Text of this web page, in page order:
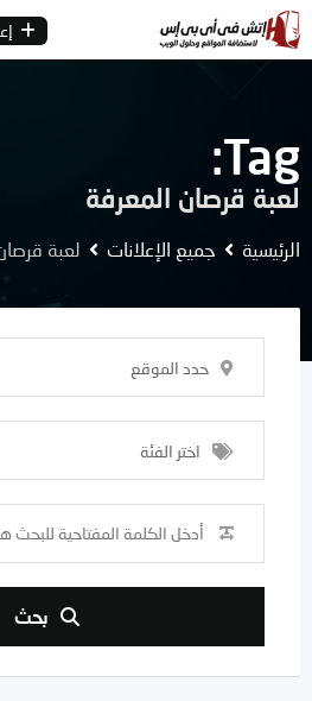
Skip
to
Tag:
لعبة قرصان المعرفة
الرئيسية جميع الإعلانات لعبة
حدد الموقع
اختر الفئة
بحث